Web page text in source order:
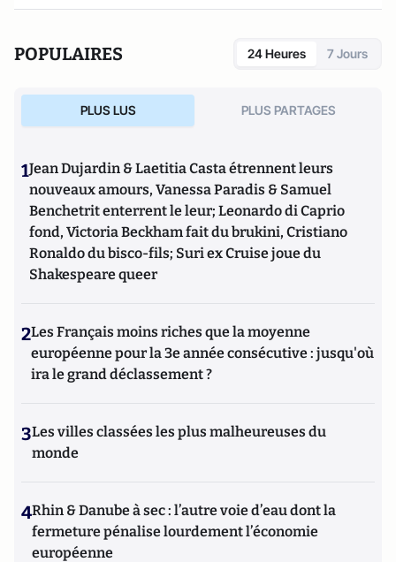
POPULAIRES 24 Heures 7 Jours
PLUS LUS PLUS PARTAGES
1Jean Dujardin & Laetitia Casta étrennent leurs
nouveaux amours, Vanessa Paradis & Samuel
Benchetrit enterrent le leur; Leonardo di Caprio
fond, Victoria Beckham fait du brukini, Cristiano
Ronaldo du bisco-fils; Suri ex Cruise joue du
Shakespeare queer
2Les Français moins riches que la moyenne
européenne pour la 3e année consécutive : jusqu'où
ira le grand déclassement ?
3Les villes classées les plus malheureuses du
monde
4Rhin & Danube à sec : l’autre voie d’eau dont la
fermeture pénalise lourdement l’économie
européenne